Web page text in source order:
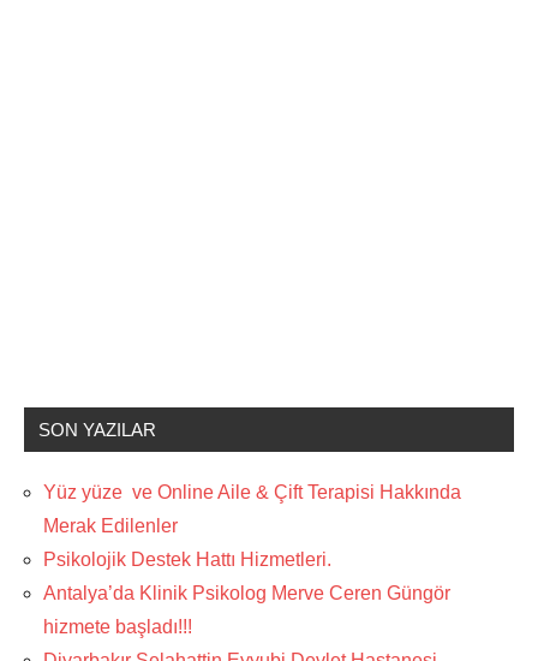
SON YAZILAR
Yüz yüze ve Online Aile & Çift Terapisi Hakkında
Merak Edilenler
Psikolojik Destek Hattı Hizmetleri.
Antalya’da Klinik Psikolog Merve Ceren Güngör
hizmete başladı!!!